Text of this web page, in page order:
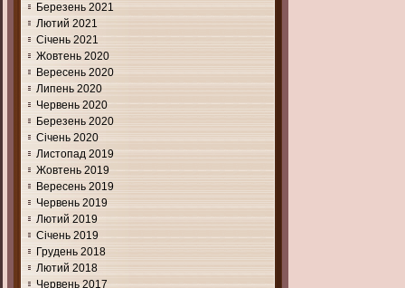
Березень 2021
Лютий 2021
Січень 2021
Жовтень 2020
Вересень 2020
Липень 2020
Червень 2020
Березень 2020
Січень 2020
Листопад 2019
Жовтень 2019
Вересень 2019
Червень 2019
Лютий 2019
Січень 2019
Грудень 2018
Лютий 2018
Червень 2017